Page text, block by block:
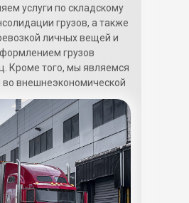
услуги по складскому
грузов, а также
личных вещей и
грузов
Кроме того, мы являемся
во внешнеэкономической